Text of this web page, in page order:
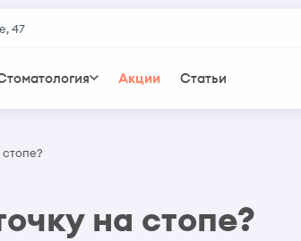
47
Акции Статьи
стопе?
на стопе?